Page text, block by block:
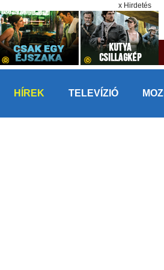
x Hirdetés
HÍREK TELEVÍZIÓ MOZI